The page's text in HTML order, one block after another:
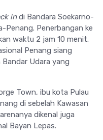
indi Bandara Soekarno-
Penerbangan ke
waktu 2 jam 10 menit.
Penang siang
Udara yang
Town, ibu kota Pulau
di sebelah Kawasan
dikenal juga
Bayan Lepas.